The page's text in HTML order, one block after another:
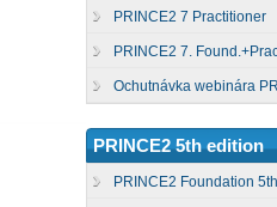
PRINCE2 7 Practitioner
PRINCE2 7.
Ochutnávka webinára
PRINCE2 5th edition
PRINCE2 Foundation